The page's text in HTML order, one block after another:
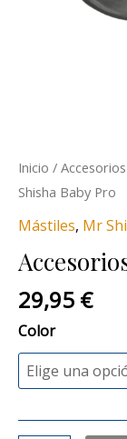
Inicio / Accesorios
Shisha Baby Pro
Mástiles, Mr
29,95 €
Color